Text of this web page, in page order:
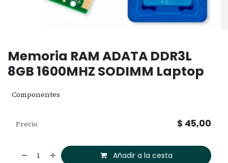
Memoria RAM ADATA DDR3L
8GB 1600MHZ SODIMM Laptop
Componentes
Añadir a la cesta
Precio $ 45,00